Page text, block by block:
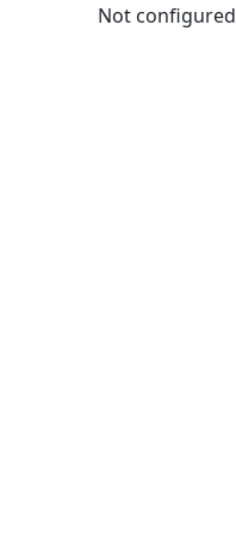
Not configured